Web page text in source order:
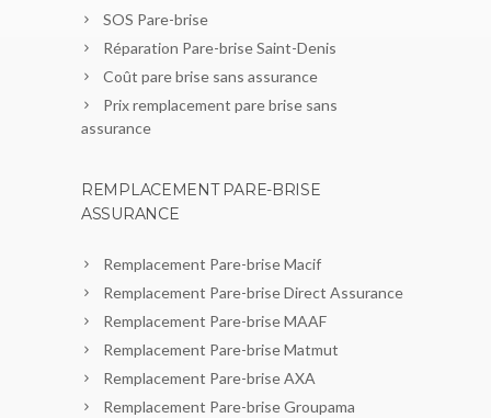
SOS Pare-brise
Réparation Pare-brise Saint-Denis
Coût pare brise sans assurance
Prix remplacement pare brise sans
assurance
REMPLACEMENT PARE-BRISE
ASSURANCE
Remplacement Pare-brise Macif
Remplacement Pare-brise Direct Assurance
Remplacement Pare-brise MAAF
Remplacement Pare-brise Matmut
Remplacement Pare-brise AXA
Remplacement Pare-brise Groupama